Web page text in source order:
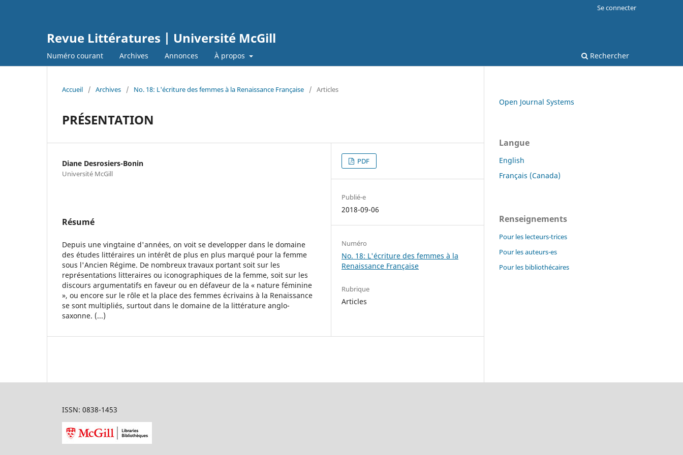
Revue Littératures | Université McGill
Numéro courant Archives Annonces À propos Rechercher
Se connecter
Accueil / Archives / No. 18: L'écriture des femmes à la Renaissance Française / Articles
PRÉSENTATION
Diane Desrosiers-Bonin
Université McGill
Résumé
Depuis une vingtaine d'années, on voit se developper dans le domaine
des études littéraires un intérêt de plus en plus marqué pour la femme
sous l'Ancien Régime. De nombreux travaux portant soit sur les
représentations litteraires ou iconographiques de la femme, soit sur les
discours argumentatifs en faveur ou en défaveur de la « nature féminine
», ou encore sur le rôle et la place des femmes écrivains à la Renaissance
se sont multipliés, surtout dans le domaine de la littérature anglo-
saxonne. (...)
PDF
Publié-e
2018-09-06
Numéro
No. 18: L'écriture des femmes à la
Renaissance Française
Rubrique
Articles
Open Journal Systems
Langue
English
Français (Canada)
Renseignements
Pour les lecteurs-trices
Pour les auteurs-es
Pour les bibliothécaires
ISSN: 0838-1453